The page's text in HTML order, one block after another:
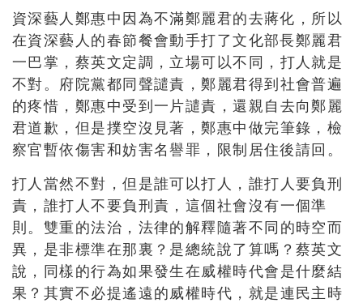
資深藝人鄭惠中因為不滿鄭麗君的去蔣化 ， 所以
在資深藝人的春節餐會動手打了文化部長鄭麗君
一巴掌 ， 蔡英文定調 ， 立場可以不同 ， 打人就是
不對。 府院黨都同聲譴責 ，鄭麗君得到社會普遍
的疼惜 ， 鄭惠中受到一片譴責 ，還親自去向鄭麗
君道歉 ， 但是撲空沒見著 ，鄭惠中做完筆錄 ， 檢
察官暫依傷害和妨害名譽罪 ， 限制居住後請回 。
打人當然不對 ，但是誰可以打人 ， 誰打人要負刑
責 ， 誰打人不要負刑責 ， 這個社會沒有一個準
則。 雙重的法治 ， 法律的解釋隨著不同的時空而
異 ， 是非標準在那裏 ？ 是總統說了算嗎 ？ 蔡英文
說 ， 同樣的行為如果發生在威權時代會是什麼結
果 ？ 其實不必提遙遠的威權時代 ， 就是連民主時